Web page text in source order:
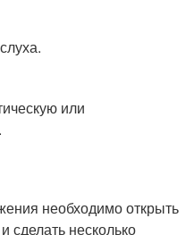
или
необходимо открыть
сделать несколько